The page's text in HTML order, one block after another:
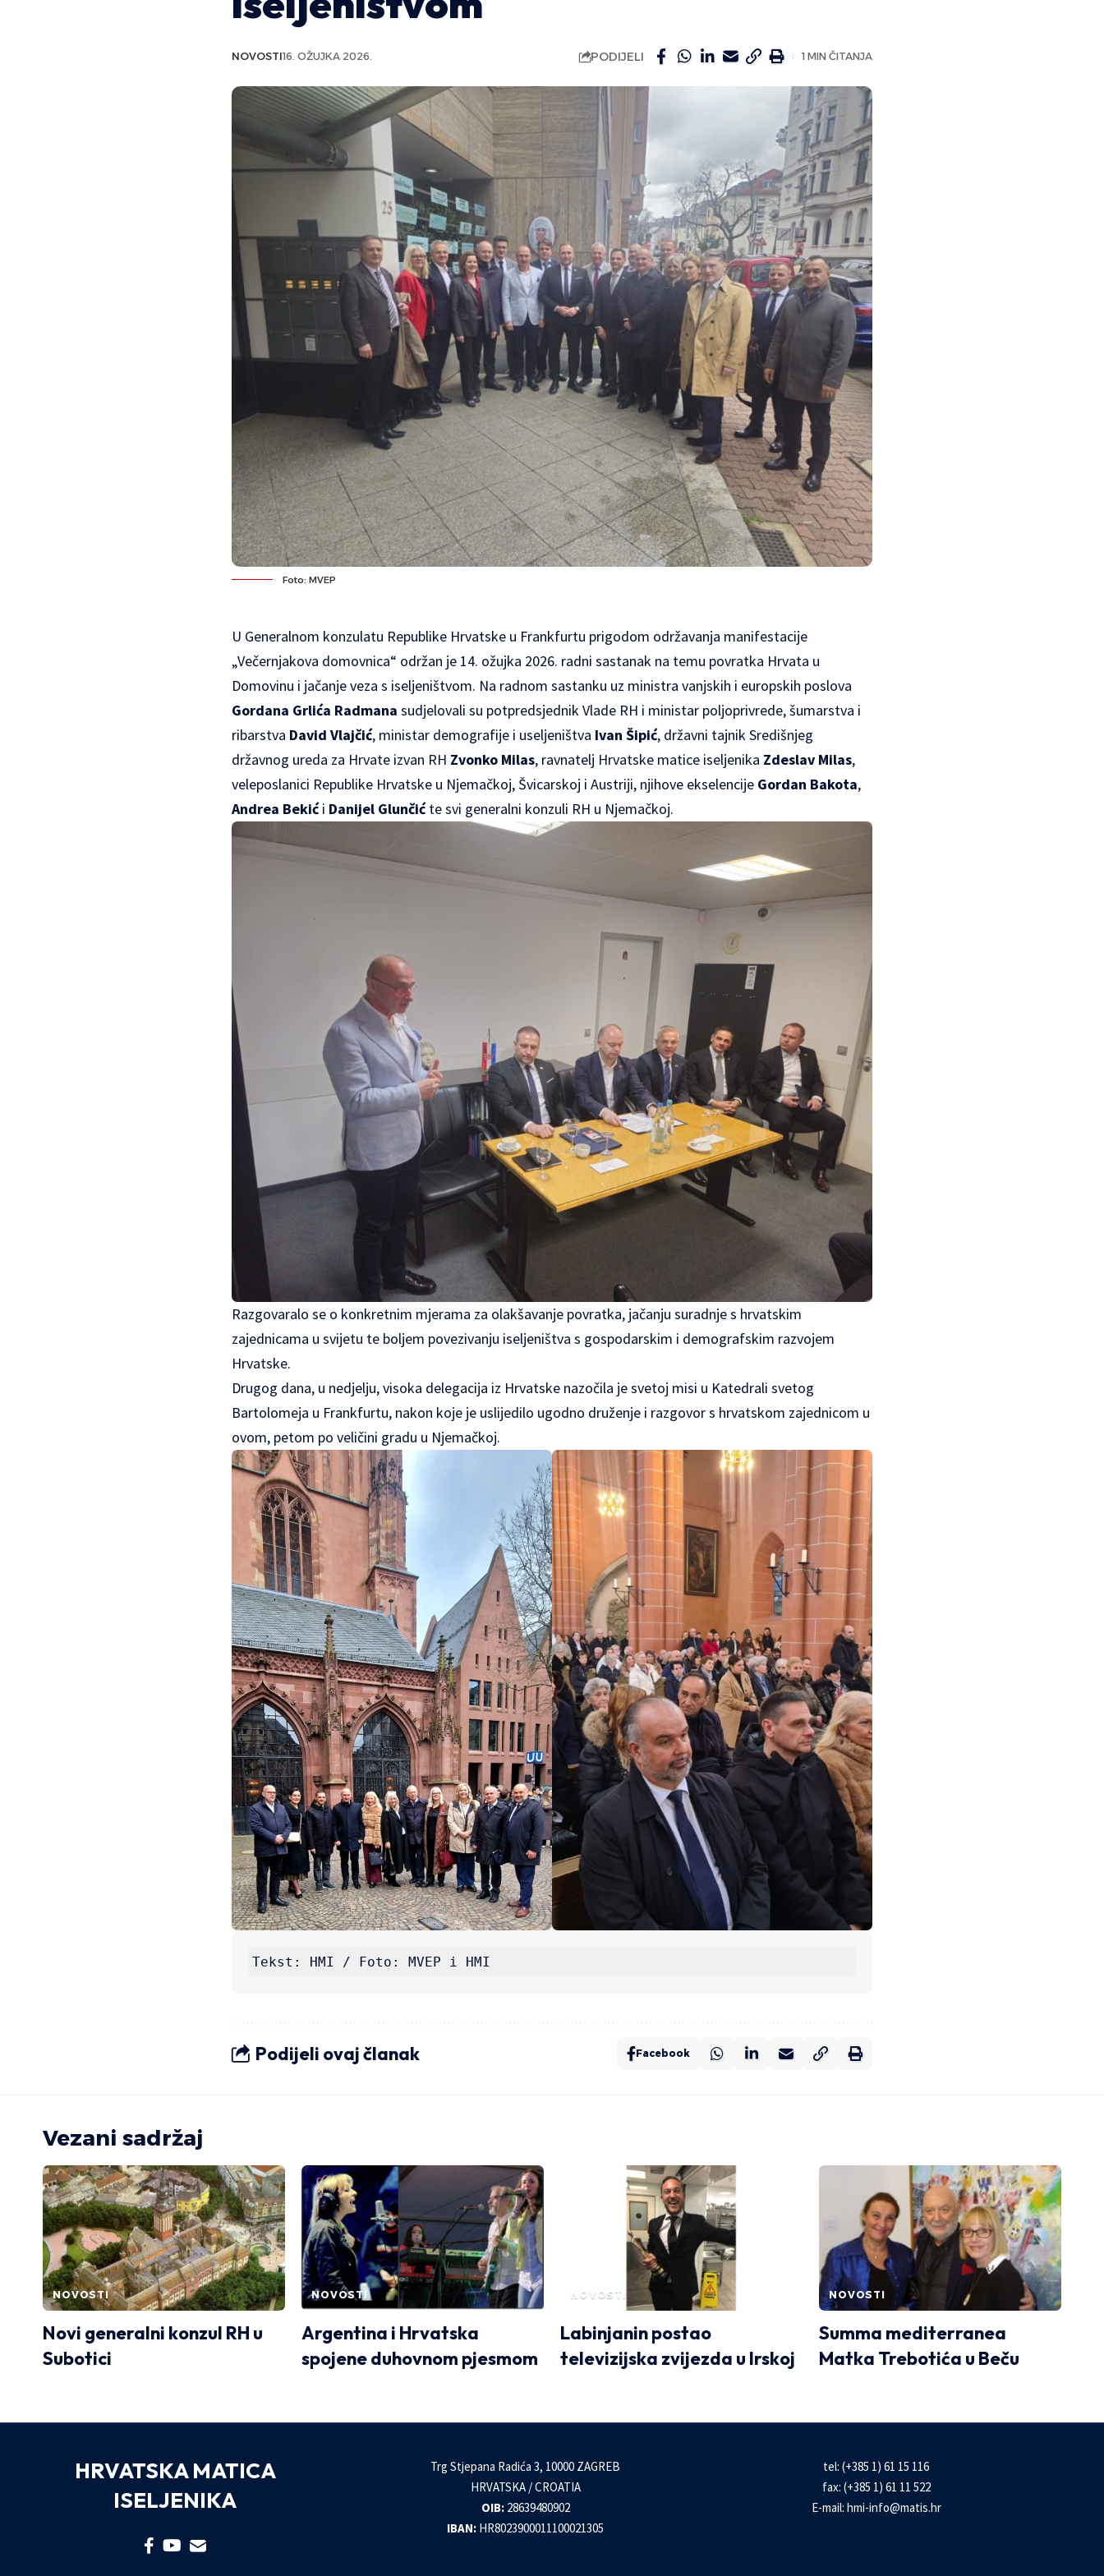
NOVOSTI16. OŽUJKA 2026. PODIJELI 1 MIN ČITANJA
Foto: MVEP
U Generalnom konzulatu Republike Hrvatske u Frankfurtu prigodom održavanja manifestacije
„Večernjakova domovnica“ održan je 14. ožujka 2026. radni sastanak na temu povratka Hrvata u
Domovinu i jačanje veza s iseljeništvom. Na radnom sastanku uz ministra vanjskih i europskih poslova
Gordana Grlića Radmana sudjelovali su potpredsjednik Vlade RH i ministar poljoprivrede, šumarstva i
ribarstva David Vlajčić, ministar demografije i useljeništva Ivan Šipić, državni tajnik Središnjeg
državnog ureda za Hrvate izvan RH Zvonko Milas, ravnatelj Hrvatske matice iseljenika Zdeslav Milas,
veleposlanici Republike Hrvatske u Njemačkoj, Švicarskoj i Austriji, njihove ekselencije Gordan Bakota,
Andrea Bekići Danijel Glunčićte svi generalni konzuli RH u Njemačkoj.
Razgovaralo se o konkretnim mjerama za olakšavanje povratka, jačanju suradnje s hrvatskim
zajednicama u svijetu te boljem povezivanju iseljeništva s gospodarskim i demografskim razvojem
Hrvatske.
Drugog dana, u nedjelju, visoka delegacija iz Hrvatske nazočila je svetoj misi u Katedrali svetog
Bartolomeja u Frankfurtu, nakon koje je uslijedilo ugodno druženje i razgovor s hrvatskom zajednicom u
ovom, petom po veličini gradu u Njemačkoj.
Tekst: HMI / Foto: MVEP i HMI
Podijeli ovaj članak Facebook
Vezani sadržaj
NOVOSTI
Novi generalni konzul RH u
Subotici
NOVOSTI
Argentina i Hrvatska
spojene duhovnom pjesmom
NOVOSTI
Labinjanin postao
televizijska zvijezda u Irskoj
NOVOSTI
Summa mediterranea
Matka Trebotića u Beču
HRVATSKA MATICA
ISELJENIKA
Trg Stjepana Radića 3, 10000 ZAGREB
HRVATSKA / CROATIA
OIB:28639480902
IBAN: HR8023900011100021305
tel: (+385 1) 61 15 116
fax: (+385 1) 61 11 522
E-mail: hmi-info@matis.hr